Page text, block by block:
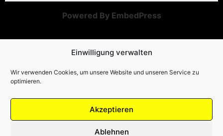
Einwilligung verwalten
Wir verwenden Cookies, um unsere Website und unseren Service zu
optimieren.
Akzeptieren
Ablehnen
Powered By EmbedPress
FOLGT UNS AUF